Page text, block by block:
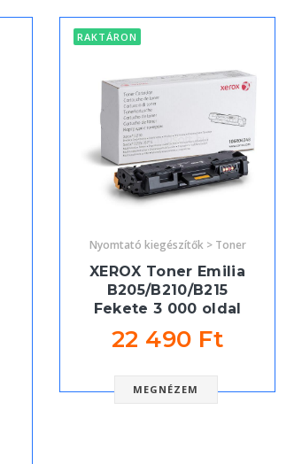
RAKTÁRON
Nyomtató kiegészítők > Toner
XEROX Toner Emilia
B205/B210/B215
Fekete 3 000 oldal
22 490 Ft
MEGNÉZEM